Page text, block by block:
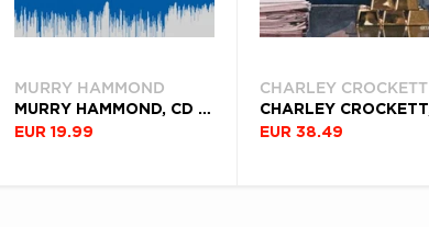
MURRY HAMMOND
MURRY HAMMOND, CD TRAIL SONGS OF THE DEEP
EUR 19.99
CHARLEY CROCKETT
EUR 38.49